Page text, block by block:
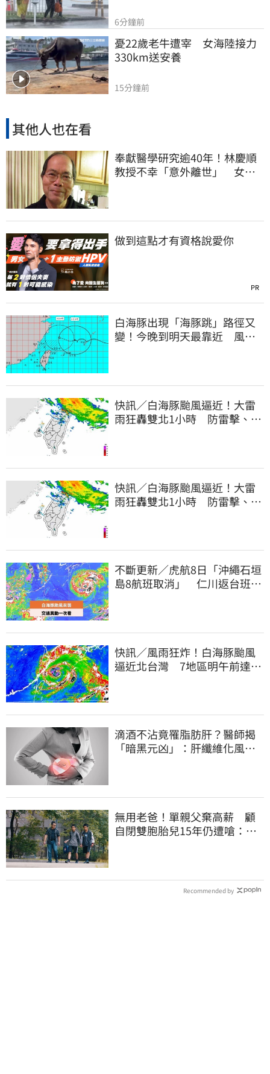
6分鐘前
憂22歲老牛遭宰　女海陸接力
330km送安養
15分鐘前
其他人也在看
奉獻醫學研究逾40年！林慶順
教授不幸「意外離世」 女兒
做到這點才有資格說愛你
PR
白海豚出現「海豚跳」路徑又
變！今晚到明天最靠近 風雨
快訊／白海豚颱風逼近！大雷
雨狂轟雙北1小時 防雷擊、強
快訊／白海豚颱風逼近！大雷
雨狂轟雙北1小時 防雷擊、強
不斷更新／虎航8日「沖繩石垣
島8航班取消」 仁川返台班機
快訊／風雨狂炸！白海豚颱風
逼近北台灣 7地區明午前達停
滴酒不沾竟罹脂肪肝？醫師揭
「暗黑元凶」：肝纖維化風險
無用老爸！單親父棄高薪 顧
自閉雙胞胎兒15年仍遭嗆：怎
Recommended by